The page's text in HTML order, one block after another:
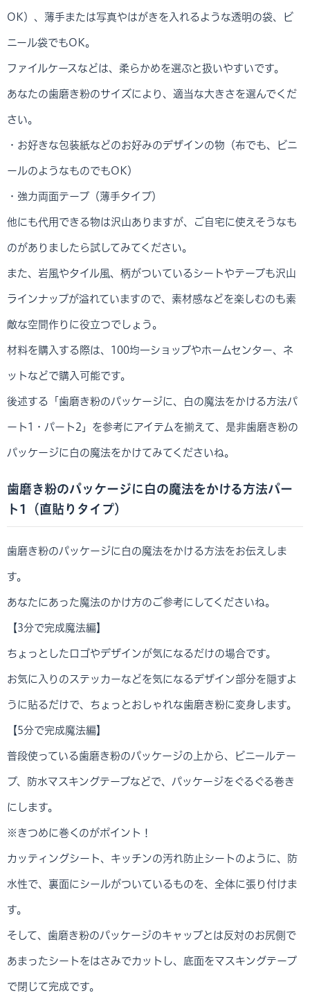
OK）、薄手または写真やはがきを入れるような透明の袋、ビ
ニール袋でもOK。
ファイルケースなどは、柔らかめを選ぶと扱いやすいです。
あなたの歯磨き粉のサイズにより、適当な大きさを選んでくだ
さい。
・お好きな包装紙などのお好みのデザインの物（布でも、ビニ
ールのようなものでもOK）
・強力両面テープ（薄手タイプ）
他にも代用できる物は沢山ありますが、ご自宅に使えそうなも
のがありましたら試してみてください。
また、岩風やタイル風、柄がついているシートやテープも沢山
ラインナップが溢れていますので、素材感などを楽しむのも素
敵な空間作りに役立つでしょう。
材料を購入する際は、100均一ショップやホームセンター、ネ
ットなどで購入可能です。
後述する「歯磨き粉のパッケージに、白の魔法をかける方法パ
ート1・パート2」を参考にアイテムを揃えて、是非歯磨き粉の
パッケージに白の魔法をかけてみてくださいね。
歯磨き粉のパッケージに白の魔法をかける方法パー
ト1（直貼りタイプ）
歯磨き粉のパッケージに白の魔法をかける方法をお伝えしま
す。
あなたにあった魔法のかけ方のご参考にしてくださいね。
【3分で完成魔法編】
ちょっとしたロゴやデザインが気になるだけの場合です。
お気に入りのステッカーなどを気になるデザイン部分を隠すよ
うに貼るだけで、ちょっとおしゃれな歯磨き粉に変身します。
【5分で完成魔法編】
普段使っている歯磨き粉のパッケージの上から、ビニールテー
プ、防水マスキングテープなどで、パッケージをぐるぐる巻き
にします。
※きつめに巻くのがポイント！
カッティングシート、キッチンの汚れ防止シートのように、防
水性で、裏面にシールがついているものを、全体に張り付けま
す。
そして、歯磨き粉のパッケージのキャップとは反対のお尻側で
あまったシートをはさみでカットし、底面をマスキングテープ
で閉じて完成です。